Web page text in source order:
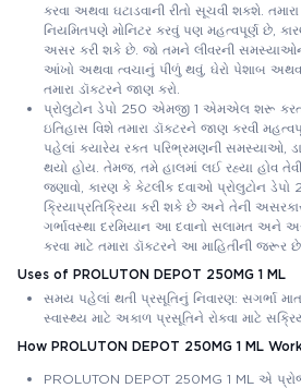
કરવા અથવા ઘટાડવાની રીતો સૂચવી શકશે.
નિયમિતપણે મોનિટર કરવું પણ મહત્વપૂર્ણ છે,
અસર કરી શકે છે. જો તમને લીવરની
આંખો અથવા ત્વચાનું પીળું થવું, ઘેરો પેશાબ
તમારા ડૉક્ટરને જાણ કરો.
પ્રોલુટોન ડેપો 250 એમજી 1 એમએલ શરૂ કરતા
ઇતિહાસ વિશે તમારા ડૉક્ટરને જાણ કરવી
પહેલાં ક્યારેય રક્ત પરિભ્રમણની સમસ્યાઓ,
થયો હોય. તેમજ, તમે હાલમાં લઈ રહ્યા હોવ
જણાવો, કારણ કે કેટલીક દવાઓ પ્રોલુટોન
ક્રિયાપ્રતિક્રિયા કરી શકે છે અને તેની
ગર્ભાવસ્થા દરમિયાન આ દવાનો સલામત અને
કરવા માટે તમારા ડૉક્ટરને આ માહિતીની જરૂર છે.
Uses of PROLUTON DEPOT 250MG 1 ML
સમય પહેલાં થતી પ્રસૂતિનું નિવારણ: સગર્ભા
સ્વાસ્થ્ય માટે અકાળ પ્રસૂતિને રોકવા માટે
How PROLUTON DEPOT 250MG 1 ML
PROLUTON DEPOT 250MG 1 ML એ